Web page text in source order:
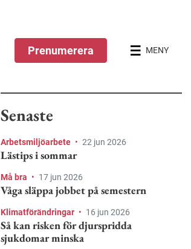
Prenumerera MENY
Senaste
Arbetsmiljöarbete • 22 jun 2026
Lästips i sommar
Må bra • 17 jun 2026
Våga släppa jobbet på semestern
Klimatförändringar • 16 jun 2026
Så kan risken för djurspridda
sjukdomar minska